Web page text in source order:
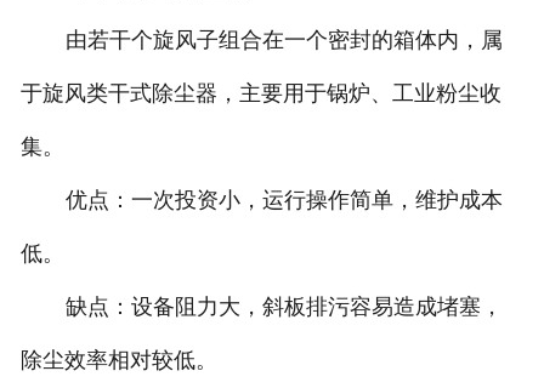
由若干个旋风子组合在一个密封的箱体内，属
于旋风类干式除尘器，主要用于锅炉、工业粉尘收
集。
优点：一次投资小，运行操作简单，维护成本
低。
缺点：设备阻力大，斜板排污容易造成堵塞，
除尘效率相对较低。